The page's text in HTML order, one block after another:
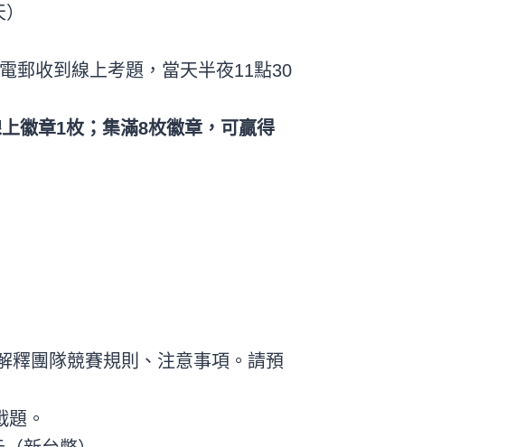
郵收到線上考題，當天半夜11點30
徽章1枚；集滿8枚徽章，可贏得
釋團隊競賽規則、注意事項。請預
。